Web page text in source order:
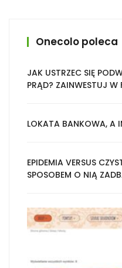
Onecolo poleca
JAK USTRZEC SIĘ
PRĄD? ZAINWESTUJ W
LOKATA BANKOWA, A
EPIDEMIA VERSUS
SPOSOBEM O NIĄ